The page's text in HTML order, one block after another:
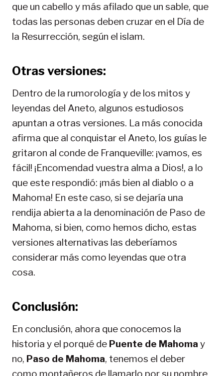
que un cabello y más afilado que un sable, que
todas las personas deben cruzar en el Día de
la Resurrección, según el islam.
Otras versiones:
Dentro de la rumorología y de los mitos y
leyendas del Aneto, algunos estudiosos
apuntan a otras versiones. La más conocida
afirma que al conquistar el Aneto, los guías le
gritaron al conde de Franqueville: ¡vamos, es
fácil! ¡Encomendad vuestra alma a Dios!, a lo
que este respondió: ¡más bien al diablo o a
Mahoma! En este caso, si se dejaría una
rendija abierta a la denominación de Paso de
Mahoma, si bien, como hemos dicho, estas
versiones alternativas las deberíamos
considerar más como leyendas que otra
cosa.
Conclusión:
En conclusión, ahora que conocemos la
historia y el porqué de Puente de Mahoma y
no, Paso de Mahoma, tenemos el deber
como montañeros de llamarlo por su nombre